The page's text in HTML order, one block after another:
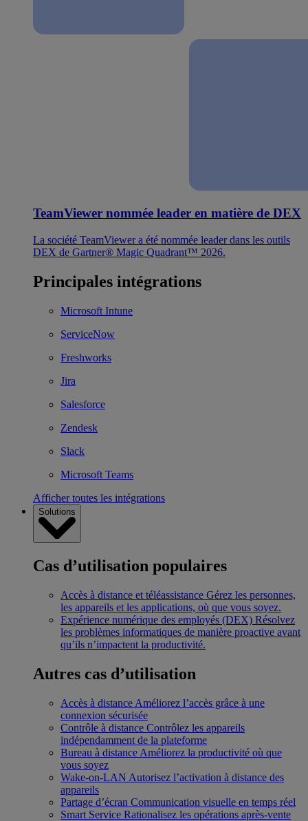
TeamViewer nommée leader en matière de DEX
La société TeamViewer a été nommée leader dans les outils
DEX de Gartner® Magic Quadrant™ 2026.
Principales intégrations
Microsoft Intune
ServiceNow
Freshworks
Jira
Salesforce
Zendesk
Slack
Microsoft Teams
Afficher toutes les intégrations
Solutions
Cas d’utilisation populaires
Accès à distance et téléassistance Gérez les personnes,
les appareils et les applications, où que vous soyez.
Expérience numérique des employés (DEX) Résolvez
les problèmes informatiques de manière proactive avant
qu’ils n’impactent la productivité.
Autres cas d’utilisation
Accès à distance Améliorez l’accès grâce à une
connexion sécurisée
Contrôle à distance Contrôlez les appareils
indépendamment de la plateforme
Bureau à distance Améliorez la productivité où que
vous soyez
Wake-on-LAN Autorisez l’activation à distance des
appareils
Partage d’écran Communication visuelle en temps réel
Smart Service Rationalisez les opérations après-vente